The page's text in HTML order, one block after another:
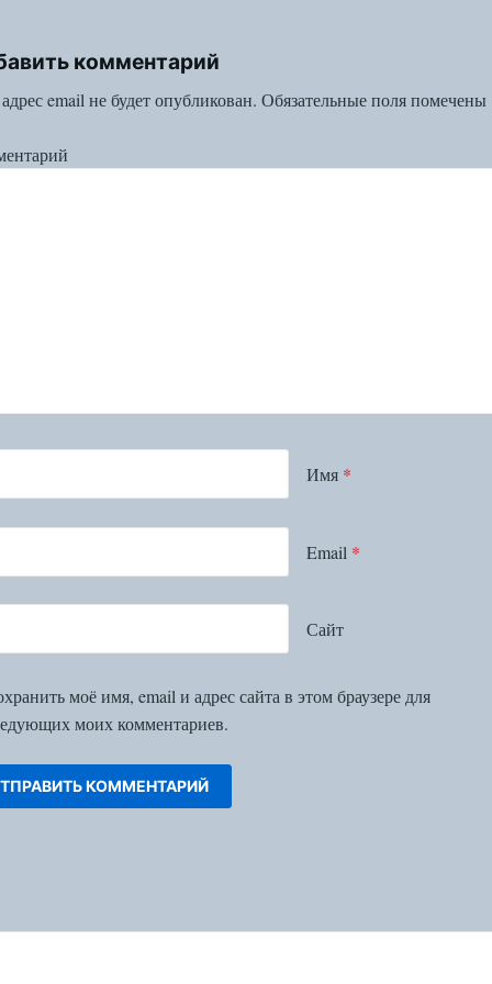
комментарий
email не будет опубликован. Обязательные поля помечены
Имя *
Email *
Сайт
моё имя, email и адрес сайта в этом браузере для
моих комментариев.